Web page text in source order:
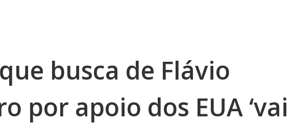
busca de Flávio
por apoio dos EUA ‘vai